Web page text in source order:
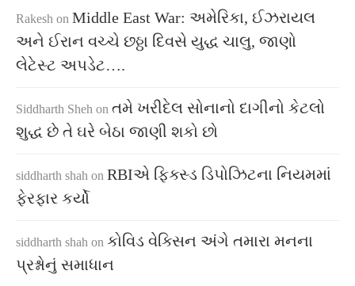
Rakesh on Middle East War: અમેરિકા, ઈઝરાયલ
અને ઈરાન વચ્ચે છઠ્ઠા દિવસે યુદ્ધ ચાલુ, જાણો
લેટેસ્ટ અપડેટ….
Siddharth Sheh on તમે ખરીદેલ સોનાનો દાગીનો કેટલો
શુદ્ધ છે તે ઘરે બેઠા જાણી શકો છો
siddharth shah on RBIએ ફિક્સ્ડ ડિપોઝિટના નિયમમાં
ફેરફાર કર્યો
siddharth shah on કોવિડ વેક્સિન અંગે તમારા મનના
પ્રશ્નોનું સમાધાન